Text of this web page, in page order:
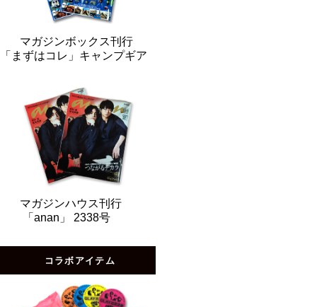
マガジンボックス刊行
「まずはコレ」キャンプギア
マガジンハウス刊行
「anan」 2338号
コラボアイテム